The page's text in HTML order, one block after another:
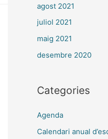
agost 2021
juliol 2021
maig 2021
desembre 2020
Categories
Agenda
Calendari anual